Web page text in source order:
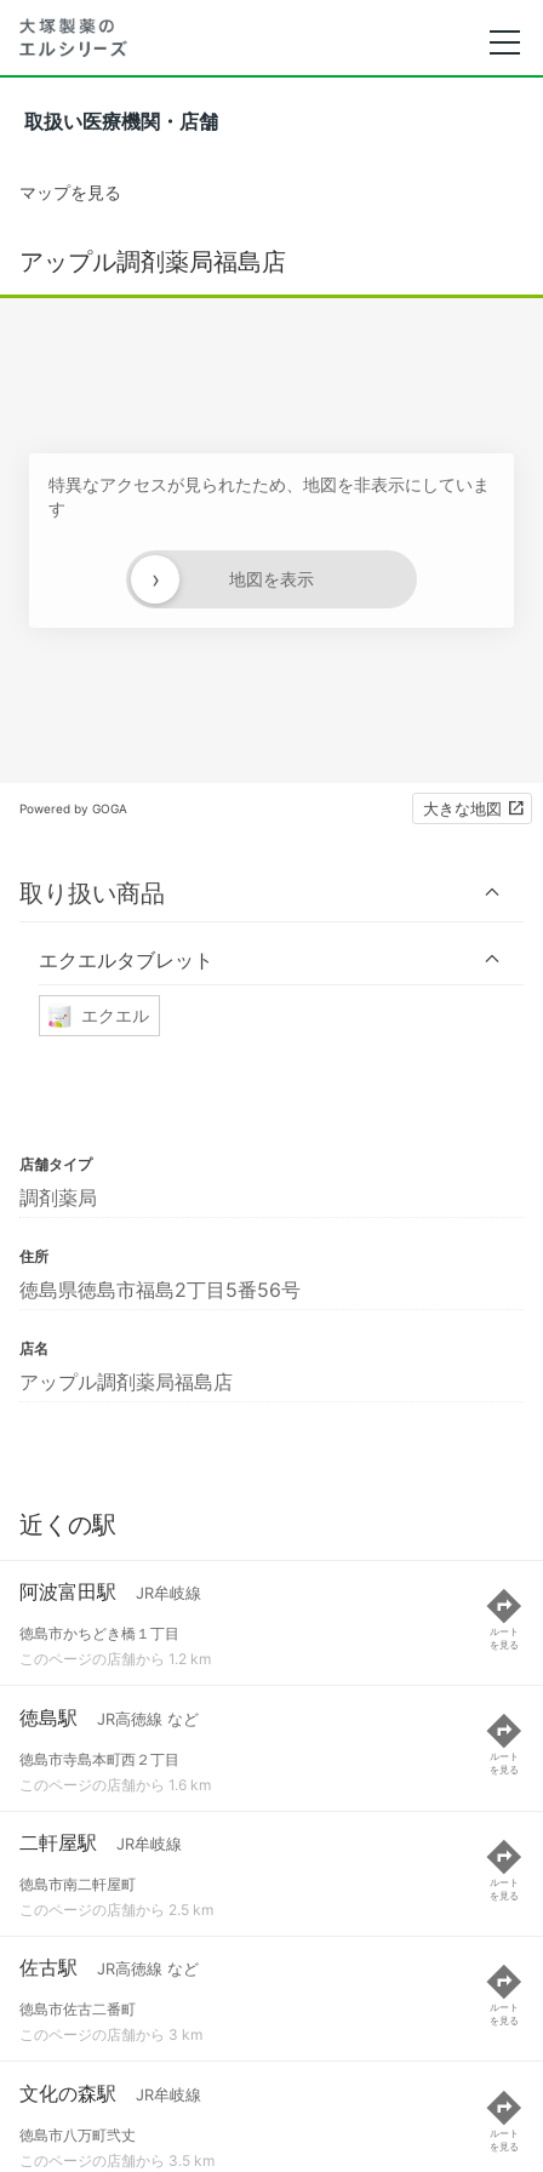
取扱い医療機関・店舗
マップを見る
アップル調剤薬局福島店
特異なアクセスが見られたため、地図を非表示にしていま
す
地図を表示
›
Powered by GOGA 大きな地図
取り扱い商品
エクエルタブレット
エクエル
店舗タイプ
調剤薬局
住所
徳島県徳島市福島2丁目5番56号
店名
アップル調剤薬局福島店
近くの駅
阿波富田駅 JR牟岐線
徳島市かちどき橋１丁目
このページの店舗から 1.2 km
ルート
を見る
徳島駅 JR高徳線 など
徳島市寺島本町西２丁目
このページの店舗から 1.6 km
ルート
を見る
二軒屋駅 JR牟岐線
徳島市南二軒屋町
このページの店舗から 2.5 km
ルート
を見る
佐古駅 JR高徳線 など
徳島市佐古二番町
このページの店舗から 3 km
ルート
を見る
文化の森駅 JR牟岐線
徳島市八万町弐丈
このページの店舗から 3.5 km
ルート
を見る